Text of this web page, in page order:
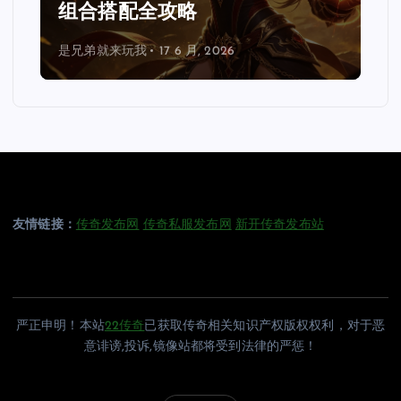
月, 2026
载，散人搬砖收益
是兄弟就来玩我 16 6 月, 2026
友情链接： 传奇发布网 传奇私服发布网 新开传奇发布站
严正申明！本站22传奇已获取传奇相关知识产权版权权利，对于恶
意诽谤,投诉,镜像站都将受到法律的严惩！